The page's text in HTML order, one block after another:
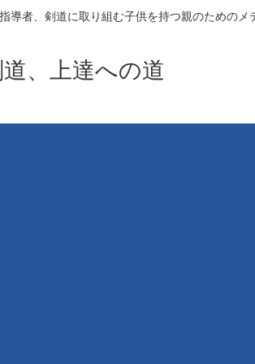
導者、剣道に取り組む子供を持つ親のためのメ
、上達への道